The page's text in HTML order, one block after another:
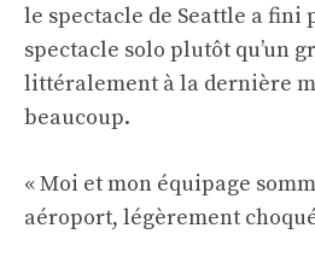
le spectacle de Seattle a fini
spectacle solo plutôt qu’un
littéralement à la dernière
beaucoup.
« Moi et mon équipage
aéroport, légèrement